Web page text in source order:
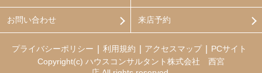
お問い合わせ 来店予約
プライバシーポリシー 利用規約 アクセスマップ
PCサイト
Copyright(c) ハウスコンサルタント株式会社 西宮